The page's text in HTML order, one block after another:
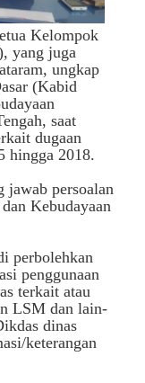
Kelompok
yang juga
ungkap
(Kabid
saat
dugaan
hingga 2018.
jawab persoalan
Kebudayaan
perbolehkan
penggunaan
terkait atau
LSM dan lain-
dinas
keterangan